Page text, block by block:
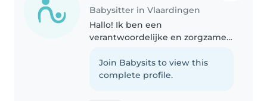
Babysitter in Vlaardingen
Hallo! Ik ben een
verantwoordelijke en zorgzame
kleuters. Ik ben momenteel
student Zorg & Welzijn en ik
Join Babysits to view this
complete profile.